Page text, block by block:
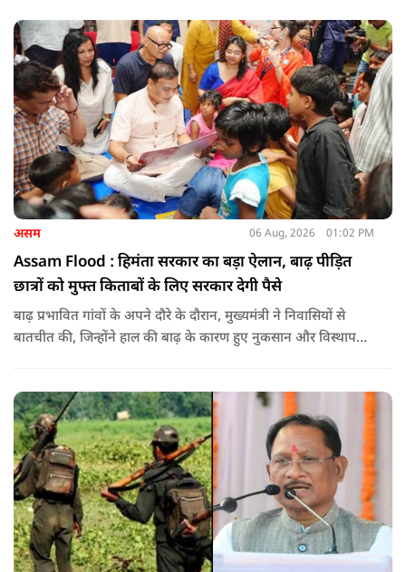
असम 06 Aug, 2026 01:02 PM
Assam Flood : हिमंता सरकार का बड़ा ऐलान, बाढ़ पीड़ित
छात्रों को मुफ्त किताबों के लिए सरकार देगी पैसे
बाढ़ प्रभावित गांवों के अपने दौरे के दौरान, मुख्यमंत्री ने निवासियों से
बातचीत की, जिन्होंने हाल की बाढ़ के कारण हुए नुकसान और विस्थापन